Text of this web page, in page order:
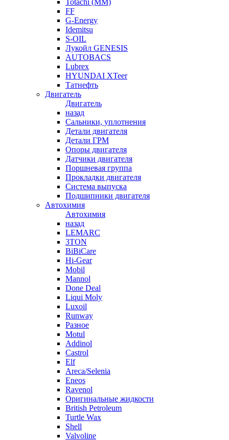
Totachi (MM)
FF
G-Energy
Idemitsu
S-OIL
Лукойл GENESIS
AUTOBACS
Lubrex
HYUNDAI XTeer
Татнефть
Двигатель
Двигатель
назад
Сальники, уплотнения
Детали двигателя
Детали ГРМ
Опоры двигателя
Датчики двигателя
Поршневая группа
Прокладки двигателя
Система выпуска
Подшипники двигателя
Автохимия
Автохимия
назад
LEMARC
3TON
BiBiCare
Hi-Gear
Mobil
Mannol
Done Deal
Liqui Moly
Luxoil
Runway
Разное
Motul
Addinol
Castrol
Elf
Areca/Selenia
Eneos
Ravenol
Оригинальные жидкости
British Petroleum
Turtle Wax
Shell
Valvoline